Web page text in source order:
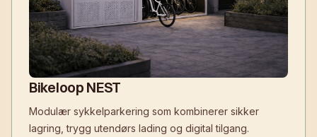
Bikeloop NEST
Modulær sykkelparkering som kombinerer sikker
lagring, trygg utendørs lading og digital tilgang.